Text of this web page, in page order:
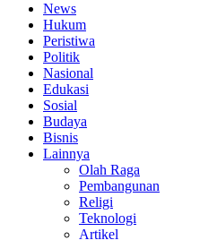
News
Hukum
Peristiwa
Politik
Nasional
Edukasi
Sosial
Budaya
Bisnis
Lainnya
Olah Raga
Pembangunan
Religi
Teknologi
Artikel